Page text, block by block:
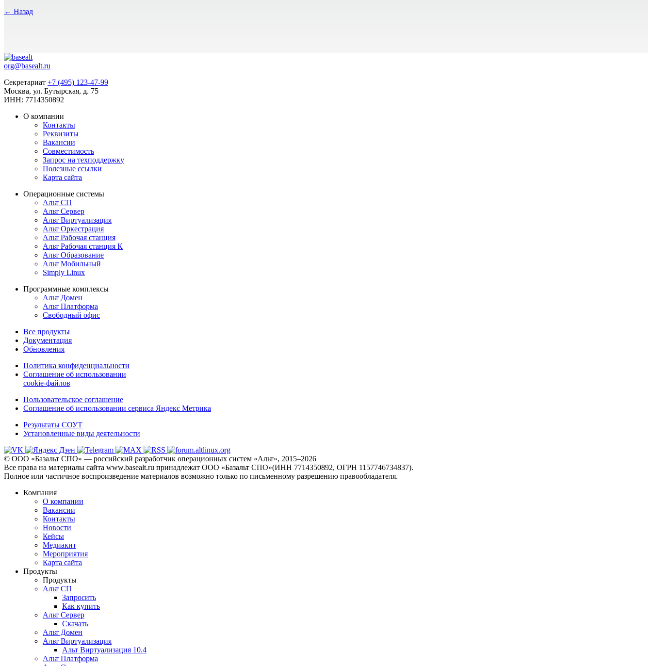
← Назад
org@basealt.ru
Секретариат +7 (495) 123-47-99
Москва, ул. Бутырская, д. 75
ИНН: 7714350892
О компании
Контакты
Реквизиты
Вакансии
Совместимость
Запрос на техподдержку
Полезные ссылки
Карта сайта
Операционные системы
Альт СП
Альт Сервер
Альт Виртуализация
Альт Оркестрация
Альт Рабочая станция
Альт Рабочая станция К
Альт Образование
Альт Мобильный
Simply Linux
Программные комплексы
Альт Домен
Альт Платформа
Свободный офис
Все продукты
Документация
Обновления
Политика конфиденциальности
Соглашение об использовании
cookie-файлов
Пользовательское соглашение
Соглашение об использовании сервиса Яндекс Метрика
Результаты СОУТ
Установленные виды деятельности
© ООО «Базальт СПО» — российский разработчик операционных систем «Альт», 2015–2026
Все права на материалы сайта www.basealt.ru принадлежат ООО «Базальт СПО»(ИНН 7714350892, ОГРН 1157746734837).
Полное или частичное воспроизведение материалов возможно только по письменному разрешению правообладателя.
Компания
О компании
Вакансии
Контакты
Новости
Кейсы
Медиакит
Мероприятия
Карта сайта
Продукты
Продукты
Альт СП
Запросить
Как купить
Альт Сервер
Скачать
Альт Домен
Альт Виртуализация
Альт Виртуализация 10.4
Альт Платформа